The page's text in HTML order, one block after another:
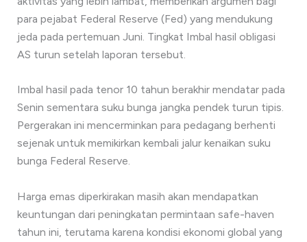
para pejabat Federal Reserve (Fed) yang mendukung
jeda pada pertemuan Juni. Tingkat Imbal hasil obligasi
AS turun setelah laporan tersebut.
Imbal hasil pada tenor 10 tahun berakhir mendatar pada
Senin sementara suku bunga jangka pendek turun tipis.
Pergerakan ini mencerminkan para pedagang berhenti
sejenak untuk memikirkan kembali jalur kenaikan suku
bunga Federal Reserve.
Harga emas diperkirakan masih akan mendapatkan
keuntungan dari peningkatan permintaan safe-haven
tahun ini, terutama karena kondisi ekonomi global yang